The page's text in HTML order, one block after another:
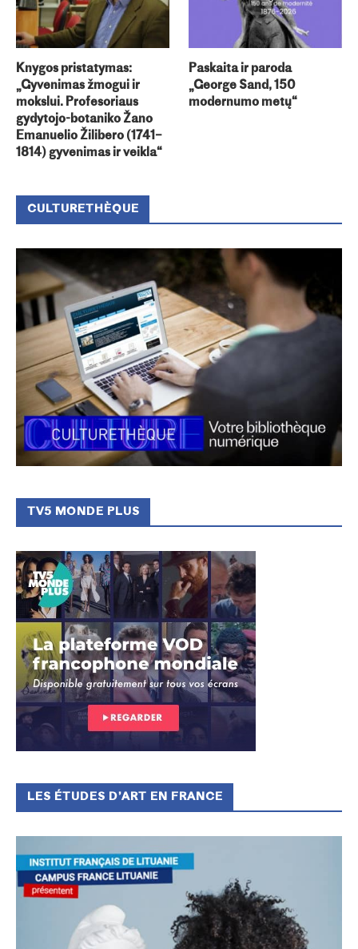
Knygos pristatymas:
„Gyvenimas žmogui ir
mokslui. Profesoriaus
gydytojo-botaniko Žano
Emanuelio Žilibero (1741–
1814) gyvenimas ir veikla“
Paskaita ir paroda
„George Sand, 150
modernumo metų“
CULTURETHÈQUE
TV5 MONDE PLUS
LES ÉTUDES D’ART EN FRANCE